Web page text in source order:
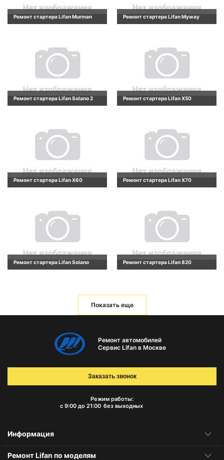
Ремонт стартера Lifan Murman Ремонт стартера Lifan Myway
Ремонт стартера Lifan Solano 2 Ремонт стартера Lifan X50
Ремонт стартера Lifan X60 Ремонт стартера Lifan X70
Ремонт стартера Lifan Solano Ремонт стартера Lifan 820
Показать еще
Ремонт автомобилей
Сервис Lifan в Москве
Режим работы:
с 9:00 до 21:00 без выходных
Заказать звонок
Информация
Ремонт Lifan по моделям